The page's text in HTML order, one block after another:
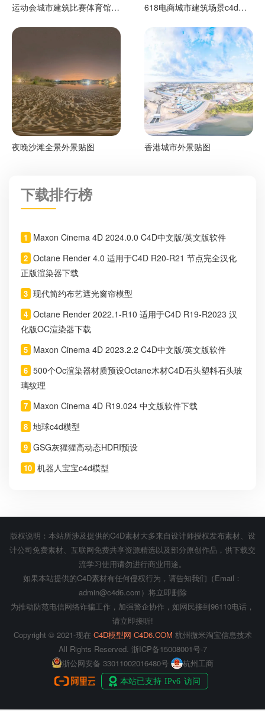
运动会城市建筑比赛体育馆场
618电商城市建筑场景c4d渲
夜晚沙滩全景外景贴图 香港城市外景贴图
下载排行榜
1 Maxon Cinema 4D 2024.0.0 C4D中文版/英文版软件
2 Octane Render 4.0 适用于C4D R20-R21 节点完全汉化
正版渲染器下载
3 现代简约布艺遮光窗帘模型
4 Octane Render 2022.1-R10 适用于C4D R19-R2023 汉
化版OC渲染器下载
5 Maxon Cinema 4D 2023.2.2 C4D中文版/英文版软件
6 500个Oc渲染器材质预设Octane木材C4D石头塑料石头玻
璃纹理
7 Maxon Cinema 4D R19.024 中文版软件下载
8 地球c4d模型
9 GSG灰猩猩高动态HDRI预设
10 机器人宝宝c4d模型
版权说明：本站所涉及提供的C4D素材大多来自设计师授权发布素材、设
计公司免费素材、互联网免费共享资源精选以及部分原创作品，供下载交
流学习使用请勿进行商业用途。
如果本站提供的C4D素材有任何侵权行为，请告知我们（Email：
admin@c4d6.com）将立即删除
为推动防范电信网络诈骗工作，加强警企协作，如网民接到96110电话，
请立即接听!
Copyright © 2021-现在 C4D模型网 C4D6.COM 杭州微米淘宝信息技术
All Rights Reserved. 浙ICP备15008001号-7
浙公网安备 33011002016480号
杭州工商